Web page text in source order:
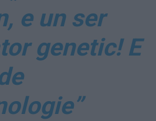
e un ser
genetic! E